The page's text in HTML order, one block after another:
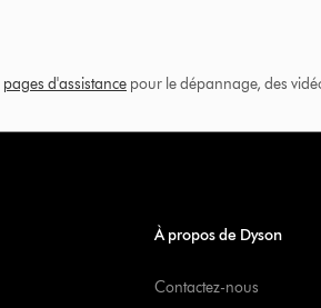
pages d'assistance pour le dépannage, des
À propos de Dyson
Contactez-nous